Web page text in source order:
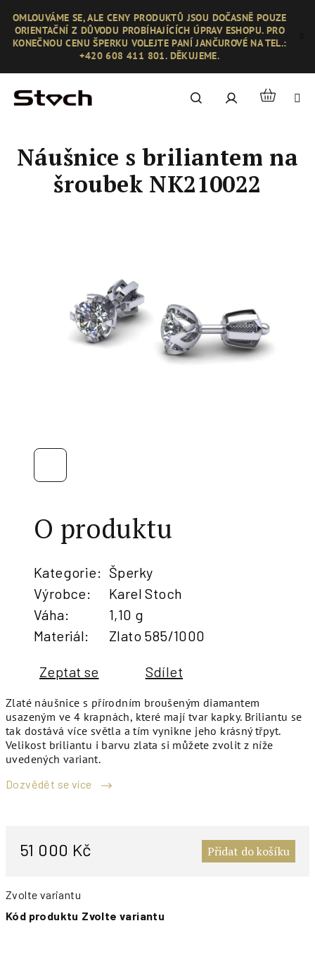
obsah
OMLOUVÁME SE, ALE CENY PRODUKTŮ JSOU DOČASNĚ POUZE
ORIENTAČNÍ Z DŮVODU PROBÍHAJÍCÍCH ÚPRAV ESHOPU. PRO
KONEČNOU CENU ŠPERKU VOLEJTE PANÍ JANČUROVÉ NA TEL.:
+420 608 411 801. DĚKUJEME.
Hledat PřihlášeníNákupní
Zlaté náušnice s přírodním broušeným diamantem
usazeným ve 4 krapnách, které mají tvar kapky. Briliantu se
tak dostává více světla a tím vynikne jeho krásný třpyt.
Velikost briliantu i barvu zlata si můžete zvolit z níže
uvedených variant.
Dozvědět se více
51 000 Kč Přidat do košíku
Zvolte variantu
Kód produktu Zvolte variantu
Náušnice s briliantem na
šroubek NK210022
O produktu
Kategorie: Šperky
Výrobce:
Karel Stoch
Váha:
1,10 g
Materiál: Zlato 585/1000
Zeptat se Sdílet